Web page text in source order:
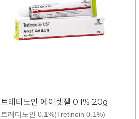
트레티노인 에이렛젤 0.1% 20g
트레티노인 0.1%(Tretinoin 0.1%)